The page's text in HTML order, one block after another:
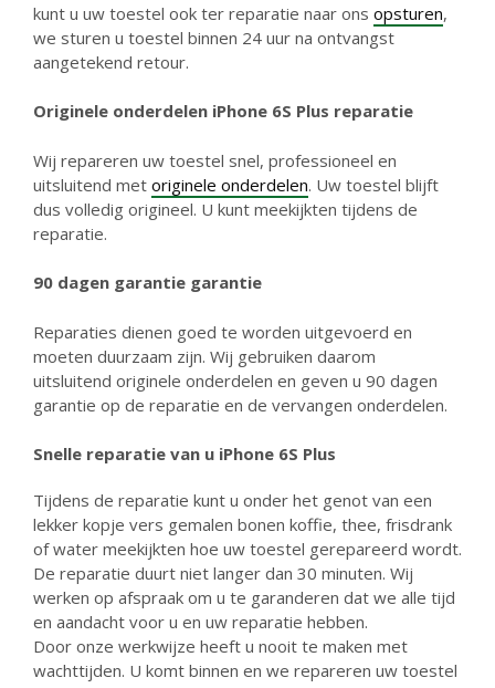
kunt u uw toestel ook ter reparatie naar ons opsturen,
we sturen u toestel binnen 24 uur na ontvangst
aangetekend retour.
Originele onderdelen iPhone 6S Plus reparatie
Wij repareren uw toestel snel, professioneel en
uitsluitend met originele onderdelen. Uw toestel blijft
dus volledig origineel. U kunt meekijkten tijdens de
reparatie.
90 dagen garantie garantie
Reparaties dienen goed te worden uitgevoerd en
moeten duurzaam zijn. Wij gebruiken daarom
uitsluitend originele onderdelen en geven u 90 dagen
garantie op de reparatie en de vervangen onderdelen.
Snelle reparatie van u iPhone 6S Plus
Tijdens de reparatie kunt u onder het genot van een
lekker kopje vers gemalen bonen koffie, thee, frisdrank
of water meekijkten hoe uw toestel gerepareerd wordt.
De reparatie duurt niet langer dan 30 minuten. Wij
werken op afspraak om u te garanderen dat we alle tijd
en aandacht voor u en uw reparatie hebben.
Door onze werkwijze heeft u nooit te maken met
wachttijden. U komt binnen en we repareren uw toestel